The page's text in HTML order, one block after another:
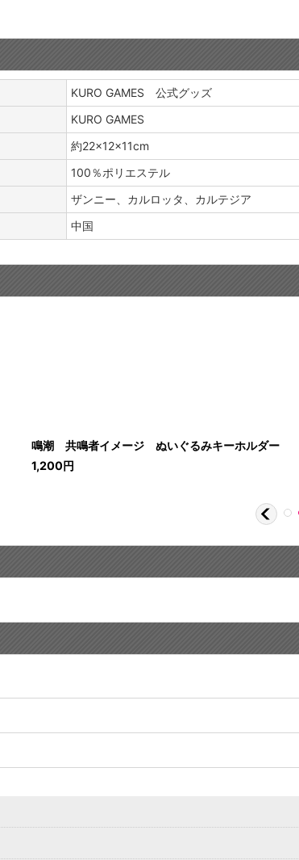
KURO GAMES 公式グッズ
KURO GAMES
約22×12×11cm
100％ポリエステル
ザンニー、カルロッタ、カルテジア
中国
鳴潮 共鳴者イメージ ぬいぐるみキーホルダー
1,200円